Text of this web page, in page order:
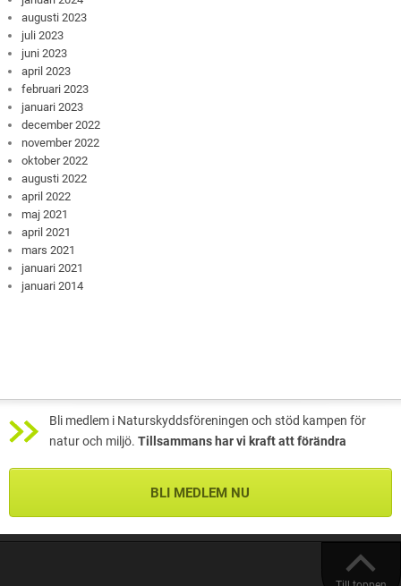
augusti 2023
juli 2023
juni 2023
april 2023
februari 2023
januari 2023
december 2022
november 2022
oktober 2022
augusti 2022
april 2022
maj 2021
april 2021
mars 2021
januari 2021
januari 2014
Bli medlem i Naturskyddsföreningen och stöd kampen för
natur och miljö. Tillsammans har vi kraft att förändra
BLI MEDLEM NU